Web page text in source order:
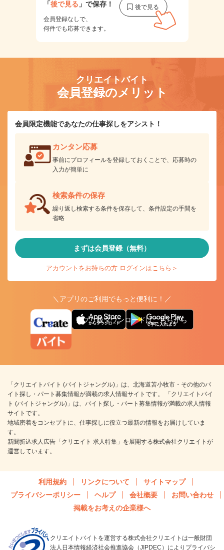
「後で見る 」で保存！
会員登録なしで、
何件でも応募できます。
クリエイトバイト
会員登録のメリット
会員限定機能であなたの仕事探しをアシスト！
カンタン応募
事前にプロフィールを登録しておくことで、応募時の
入力が簡単に
検索条件の保存
繰り返し検索する条件を保存して、条件設定の手間を
省略
まずは会員登録（無料）
アカウントをお持ちの方 ログインはこちら＞
＼アプリのご利用でもっと便利に！／
アプリ版ダウンロードはこちらから
「クリエイトバイト (バイトジャングル)」は、北海道苫小牧市・その他のバ
イト探し・パート募集情報が満載の求人情報サイトです。 「クリエイトバイ
ト (バイトジャングル)」は、バイト探し・パート募集情報が満載の求人情報
サイトです。
地域密着をコンセプトに、仕事探しに役立つ最新の情報をお届けしていま
す。
新聞折込求人広告「クリエイト 求人特集」を展開する株式会社クリエイトが
運営しています。
利用規約 リンクについて
サイトマップ
プライバシーポリシー
ヘルプ 会社概要
お問い合わせ
掲載をお考えの企業様へ
クリエイトバイトを運営する株式会社クリエイトは一般財団
法人日本情報経済社会推進協会（JIPDEC）によりプライバシ